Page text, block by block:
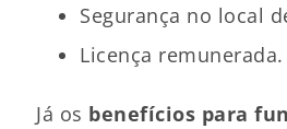
Segurança no local
Licença remunerada.
Já os benefícios para